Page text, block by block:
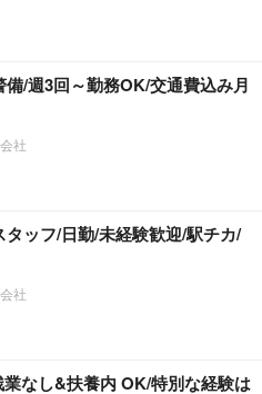
/週3回～勤務OK/交通費込み月
社
ッフ/日勤/未経験歓迎/駅チカ/
社
なし&扶養内 OK/特別な経験は